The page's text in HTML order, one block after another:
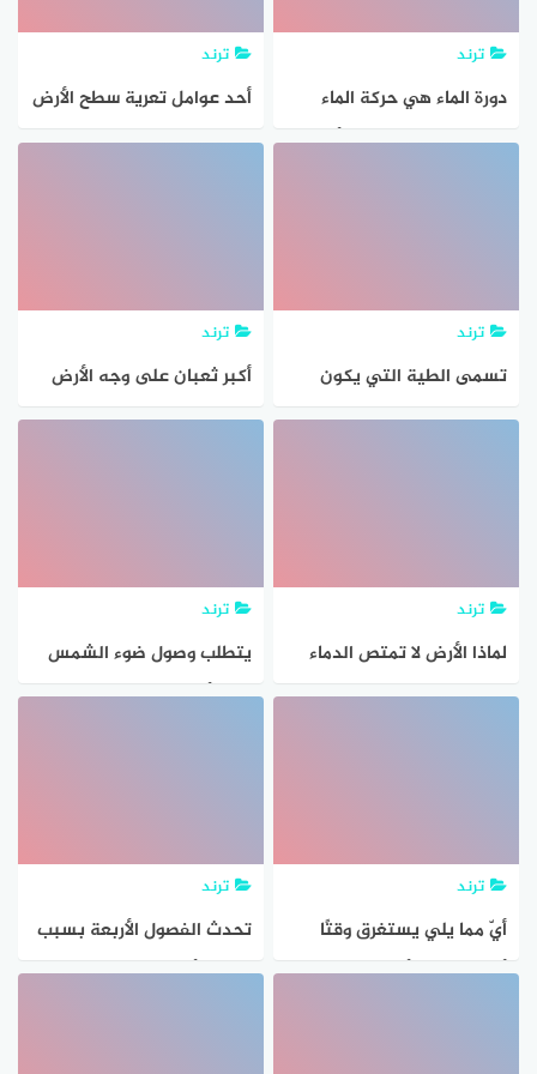
ترند
دورة الماء هي حركة الماء
المتواصلة بين سطح الأرض
ترند
أحد عوامل تعرية سطح الأرض
هو الجليد
ترند
تسمى الطية التي يكون
مفصلها عموديا على سطح
ترند
أكبر ثعبان على وجه الأرض
ترند
لماذا الأرض لا تمتص الدماء
ترند
یتطلب وصول ضوء الشمس
إلى الأرض ثمان دقائق في
ترند
أيّ مما يلي يستغرق وقتًا
أقل؟ دوران الأرض حول
ترند
تحدث الفصول الأربعة بسبب
دوران الأرض حول محورها صح